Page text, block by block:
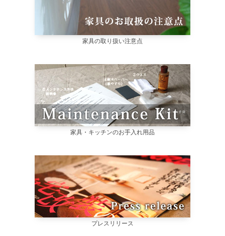
家具の取り扱い注意点
家具・キッチンのお手入れ用品
プレスリリース